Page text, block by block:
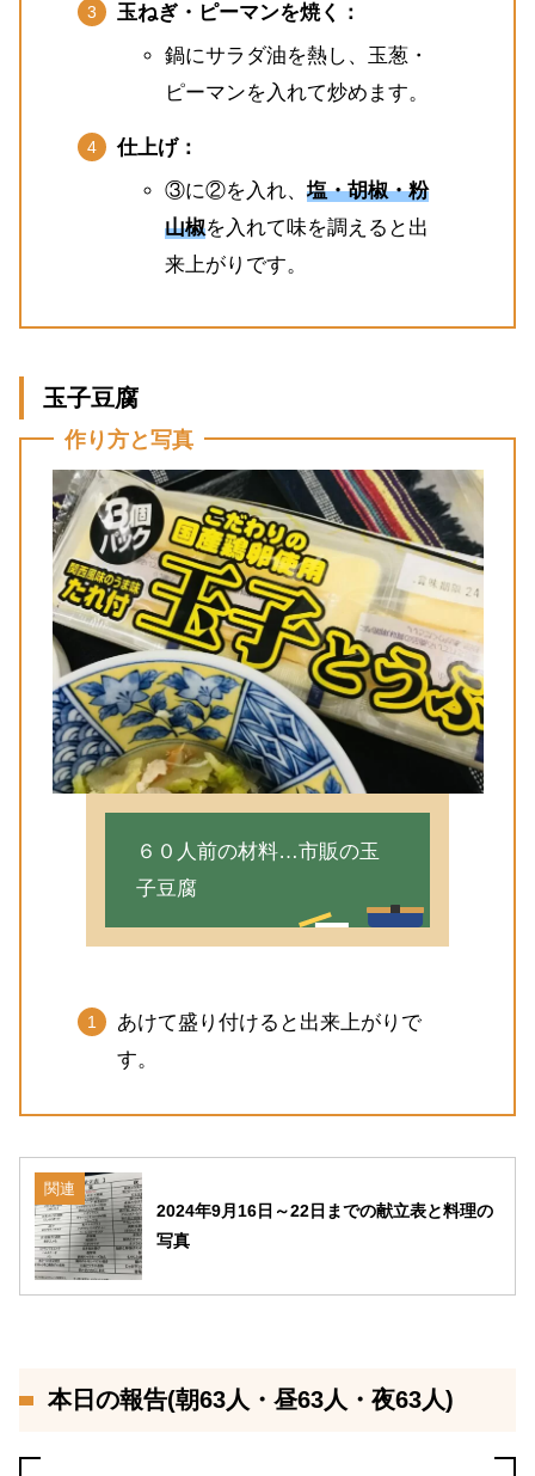
玉ねぎ・ピーマンを焼く：
鍋にサラダ油を熱し、玉葱・
ピーマンを入れて炒めます。
仕上げ：
③に②を入れ、 塩・胡椒・粉
山椒を入れて味を調えると出
来上がりです。
玉子豆腐
作り方と写真
６０人前の材料…市販の玉
子豆腐
あけて盛り付けると出来上がりで
す。
関連
2024年9月16日～22日までの献立表と料理の
写真
本日の報告(朝63人・昼63人・夜63人)